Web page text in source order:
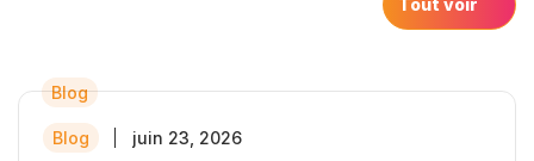
Blog
Blog juin 23, 2026